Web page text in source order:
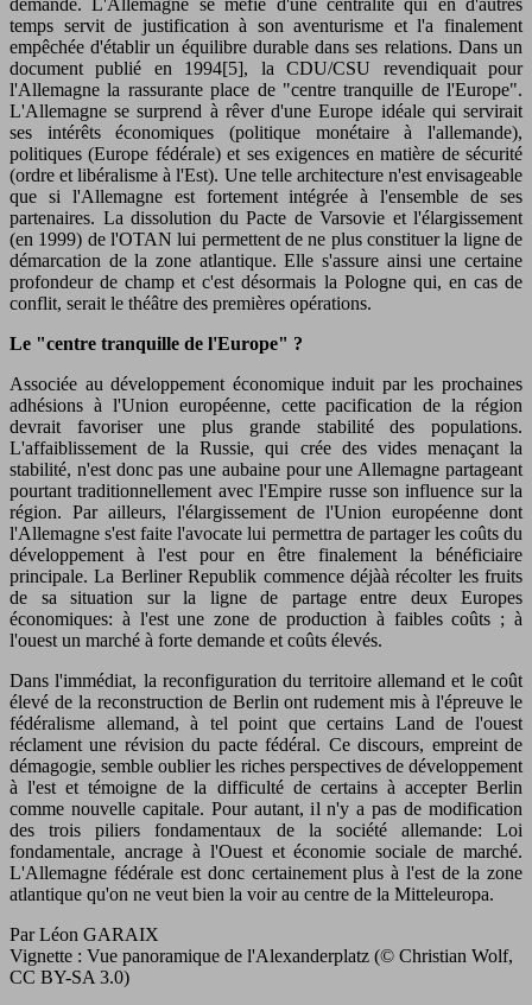
temps servit de justification à son aventurisme et l'a finalement
empêchée d'établir un équilibre durable dans ses relations. Dans un
document publié en 1994[5], la CDU/CSU revendiquait pour
l'Allemagne la rassurante place de "centre tranquille de l'Europe".
L'Allemagne se surprend à rêver d'une Europe idéale qui servirait
ses intérêts économiques (politique monétaire à l'allemande),
politiques (Europe fédérale) et ses exigences en matière de sécurité
(ordre et libéralisme à l'Est). Une telle architecture n'est envisageable
que si l'Allemagne est fortement intégrée à l'ensemble de ses
partenaires. La dissolution du Pacte de Varsovie et l'élargissement
(en 1999) de l'OTAN lui permettent de ne plus constituer la ligne de
démarcation de la zone atlantique. Elle s'assure ainsi une certaine
profondeur de champ et c'est désormais la Pologne qui, en cas de
conflit, serait le théâtre des premières opérations.
Le "centre tranquille de l'Europe" ?
Associée au développement économique induit par les prochaines
adhésions à l'Union européenne, cette pacification de la région
devrait favoriser une plus grande stabilité des populations.
L'affaiblissement de la Russie, qui crée des vides menaçant la
stabilité, n'est donc pas une aubaine pour une Allemagne partageant
pourtant traditionnellement avec l'Empire russe son influence sur la
région. Par ailleurs, l'élargissement de l'Union européenne dont
l'Allemagne s'est faite l'avocate lui permettra de partager les coûts du
développement à l'est pour en être finalement la bénéficiaire
principale. La Berliner Republik commence déjàà récolter les fruits
de sa situation sur la ligne de partage entre deux Europes
économiques: à l'est une zone de production à faibles coûts ; à
l'ouest un marché à forte demande et coûts élevés.
Dans l'immédiat, la reconfiguration du territoire allemand et le coût
élevé de la reconstruction de Berlin ont rudement mis à l'épreuve le
fédéralisme allemand, à tel point que certains Land de l'ouest
réclament une révision du pacte fédéral. Ce discours, empreint de
démagogie, semble oublier les riches perspectives de développement
à l'est et témoigne de la difficulté de certains à accepter Berlin
comme nouvelle capitale. Pour autant, il n'y a pas de modification
des trois piliers fondamentaux de la société allemande: Loi
fondamentale, ancrage à l'Ouest et économie sociale de marché.
L'Allemagne fédérale est donc certainement plus à l'est de la zone
atlantique qu'on ne veut bien la voir au centre de la Mitteleuropa.
Par Léon GARAIX
Vignette : Vue panoramique de l'Alexanderplatz (© Christian Wolf,
CC BY-SA 3.0)